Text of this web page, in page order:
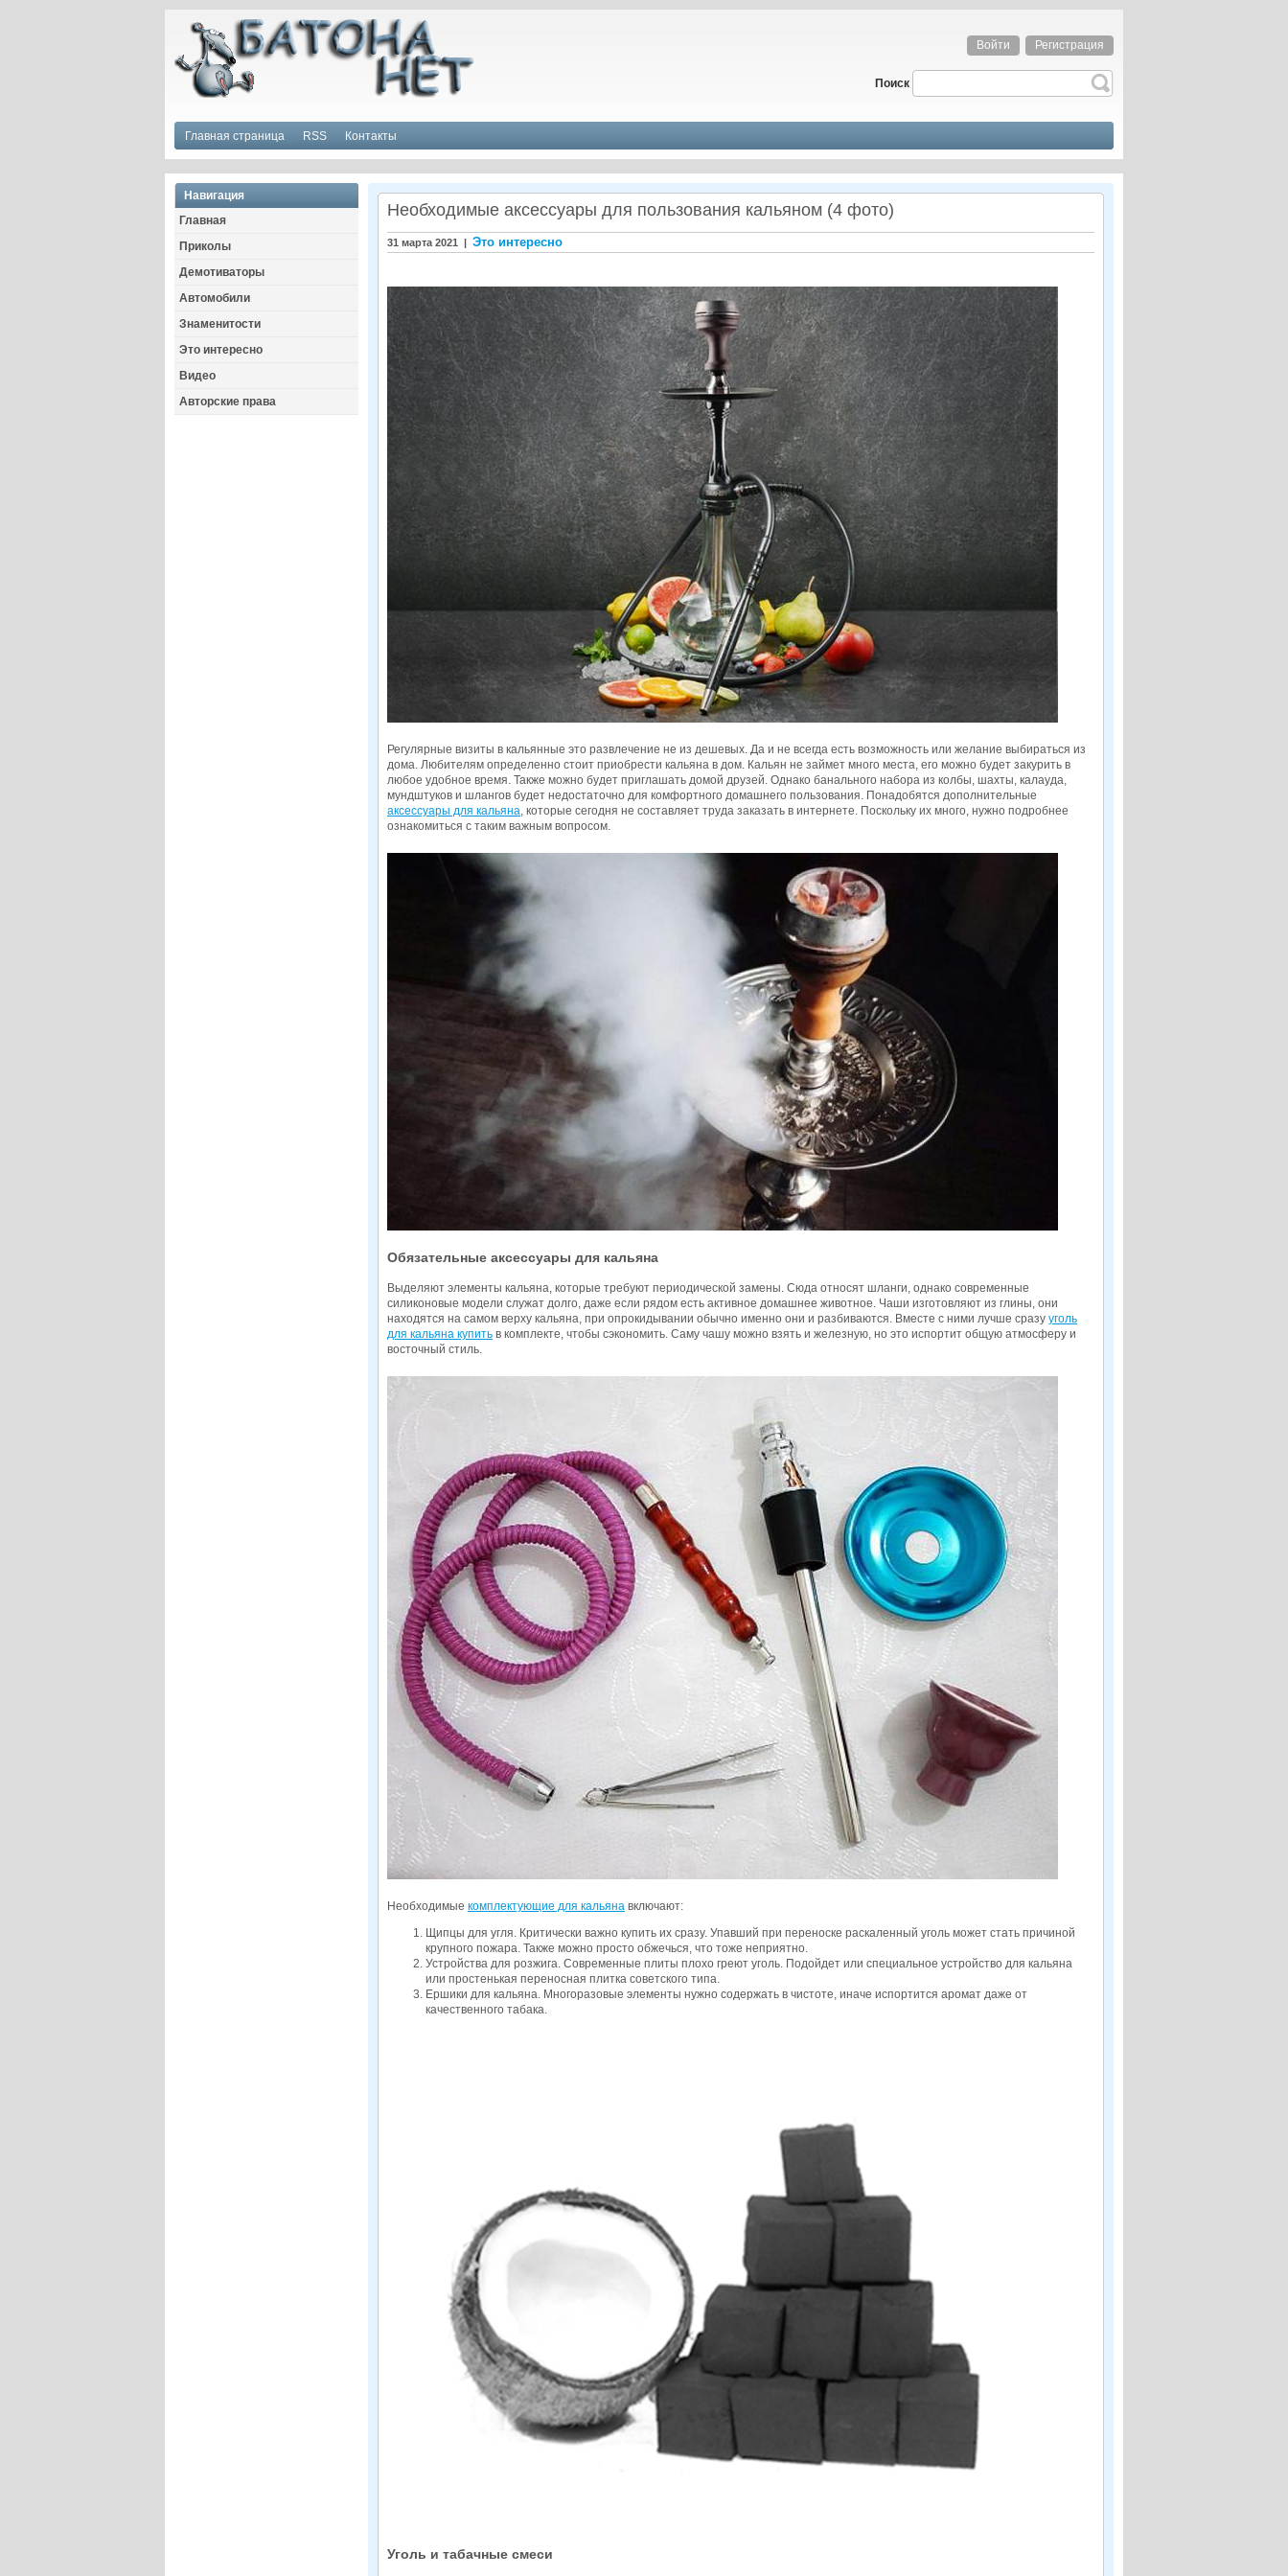
Войти Регистрация
Поиск
Главная страница RSS Контакты
Навигация
Главная
Приколы
Демотиваторы
Автомобили
Знаменитости
Это интересно
Видео
Авторские права
Необходимые аксессуары для пользования кальяном (4 фото)
31 марта 2021 | Это интересно
Регулярные визиты в кальянные это развлечение не из дешевых. Да и не всегда есть возможность или желание выбираться из
дома. Любителям определенно стоит приобрести кальяна в дом. Кальян не займет много места, его можно будет закурить в
любое удобное время. Также можно будет приглашать домой друзей. Однако банального набора из колбы, шахты, калауда,
мундштуков и шлангов будет недостаточно для комфортного домашнего пользования. Понадобятся дополнительные
аксессуары для кальяна, которые сегодня не составляет труда заказать в интернете. Поскольку их много, нужно подробнее
ознакомиться с таким важным вопросом.
Обязательные аксессуары для кальяна
Выделяют элементы кальяна, которые требуют периодической замены. Сюда относят шланги, однако современные
силиконовые модели служат долго, даже если рядом есть активное домашнее животное. Чаши изготовляют из глины, они
находятся на самом верху кальяна, при опрокидывании обычно именно они и разбиваются. Вместе с ними лучше сразу уголь
для кальяна купить в комплекте, чтобы сэкономить. Саму чашу можно взять и железную, но это испортит общую атмосферу и
восточный стиль.
Необходимые комплектующие для кальяна включают:
Щипцы для угля. Критически важно купить их сразу. Упавший при переноске раскаленный уголь может стать причиной
крупного пожара. Также можно просто обжечься, что тоже неприятно.
Устройства для розжига. Современные плиты плохо греют уголь. Подойдет или специальное устройство для кальяна
или простенькая переносная плитка советского типа.
Ершики для кальяна. Многоразовые элементы нужно содержать в чистоте, иначе испортится аромат даже от
качественного табака.
Уголь и табачные смеси